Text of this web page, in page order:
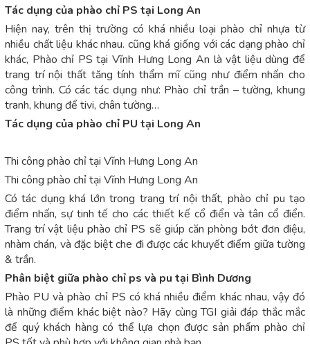
Tác dụng của phào chỉ PS tại Long An
Hiện nay, trên thị trường có khá nhiều loại phào chỉ nhựa từ
nhiều chất liệu khác nhau. cũng khá giống với các dạng phào chỉ
khác, Phào chỉ PS tại Vĩnh Hưng Long An là vật liệu dùng để
trang trí nội thất tăng tính thẩm mĩ cũng như điểm nhấn cho
công trình. Có các tác dụng như: Phào chỉ trần – tường, khung
tranh, khung để tivi, chân tường…
Tác dụng của phào chỉ PU tại Long An
Thi công phào chỉ tại Vĩnh Hưng Long An
Thi công phào chỉ tại Vĩnh Hưng Long An
Có tác dụng khá lớn trong trang trí nội thất, phào chỉ pu tạo
điểm nhấn, sự tinh tế cho các thiết kế cổ điển và tân cổ điển.
Trang trí vật liệu phào chỉ PS sẽ giúp căn phòng bớt đơn điệu,
nhàm chán, và đặc biệt che đi được các khuyết điểm giữa tường
& trần.
Phân biệt giữa phào chỉ ps và pu tại Bình Dương
Phào PU và phào chỉ PS có khá nhiều điểm khác nhau, vậy đó
là những điểm khác biệt nào? Hãy cùng TGI giải đáp thắc mắc
để quý khách hàng có thể lựa chọn được sản phẩm phào chỉ